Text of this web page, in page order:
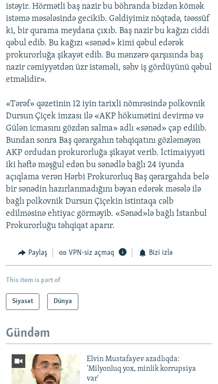
istəyir. Hörmətli baş nazir bu böhranda bizdən kömək
istəmə məsələsində gecikib. Gəldiyimiz nöqtədə, təəssüf
ki, bir qurama meydana çıxıb. Baş nazir bu kağızı ciddi
qəbul edib. Bu kağızı «sənəd» kimi qəbul edərək
prokurorluğa şikayət edib. Bu mənzərə qarşısında baş
nazir cəmiyyətdən üzr istəməli, səhv iş gördüyünü qəbul
etməlidir».
«Tərəf» qəzetinin 12 iyin tarixli nömrəsində polkovnik
Dursun Çiçek imzası ilə «AKP hökumətini devirmə və
Gülən icmasını gözdən salma» adlı «sənəd» çap edilib.
Bundan sonra Baş qərargahın təhqiqatını gözləməyən
AKP ordudan prokurorluğa şikayət verib. İctimaiyyəti
iki həftə məşğul edən bu sənədlə bağlı 24 iyunda
açıqlama verən Hərbi Prokurorluq Baş qərargahda belə
bir sənədin hazırlanmadığını bəyan edərək məsələ ilə
bağlı polkovnik Dursun Çiçekin istintaqa cəlb
edilməsinə ehtiyac görməyib. «Sənəd»lə bağlı İstanbul
Prokurorluğu təhqiqat aparır.
Paylaş VPN-siz açmaq Bizi izlə
This item is part of
Siyasət Dünya
Gündəm
Elvin Mustafayev azadlıqda:
'Milyonluq yox, minlik korrupsiya
var'